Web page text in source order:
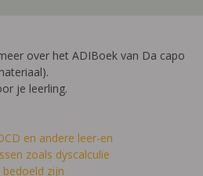
over het ADIBoek van Da capo
je leerling.
en andere leer-en
zoals dyscalculie
zijn